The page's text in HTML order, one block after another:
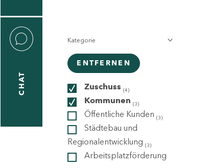
CHAT
Kategorie
ENTFERNEN
Zuschuss (4)
Kommunen (3)
Öffentliche Kunden (3)
Städtebau und
Regionalentwicklung (3)
Arbeitsplatzförderung